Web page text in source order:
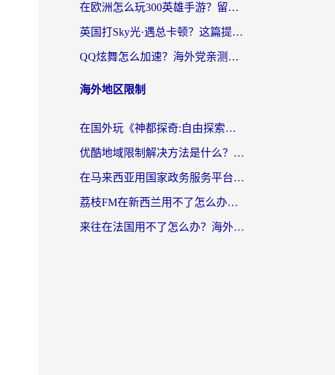
在欧洲怎么玩300英雄手游？留学生亲测有效的国服游戏加速指南
英国打Sky光·遇总卡顿？这篇提速指南帮你找回治愈感
QQ炫舞怎么加速？海外党亲测有效的国服游戏加速指南（附失落城堡金铲铲之战解决方案）
海外地区限制
在国外玩《神都探奇:自由探索》总卡顿？3个实用技巧解决海外党追剧、社交、游戏难题
优酷地域限制解决方法是什么？海外党亲测有效的回国加速指南
在马来西亚用国家政务服务平台怎么把定位修改到中国国内？海外党解决数字壁垒的实用指南
荔枝FM在新西兰用不了怎么办？海外党必看的回国加速解决方案
来往在法国用不了怎么办？海外党亲测有效的回国加速指南